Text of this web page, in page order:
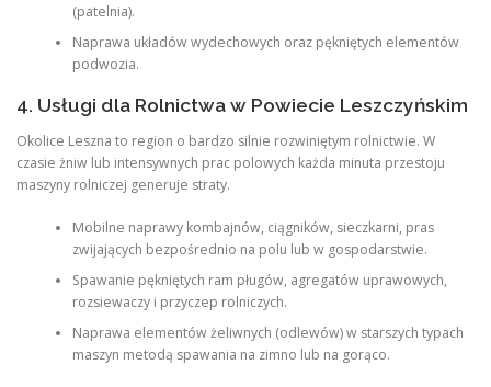
(patelnia).
Naprawa układów wydechowych oraz pękniętych elementów
podwozia.
4. Usługi dla Rolnictwa w Powiecie Leszczyńskim
Okolice Leszna to region o bardzo silnie rozwiniętym rolnictwie. W
czasie żniw lub intensywnych prac polowych każda minuta przestoju
maszyny rolniczej generuje straty.
Mobilne naprawy kombajnów, ciągników, sieczkarni, pras
zwijających bezpośrednio na polu lub w gospodarstwie.
Spawanie pękniętych ram pługów, agregatów uprawowych,
rozsiewaczy i przyczep rolniczych.
Naprawa elementów żeliwnych (odlewów) w starszych typach
maszyn metodą spawania na zimno lub na gorąco.